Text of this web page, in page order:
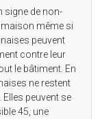
signe de non-
maison même si
peuvent
contre leur
le bâtiment. En
ne restent
peuvent se
45, une